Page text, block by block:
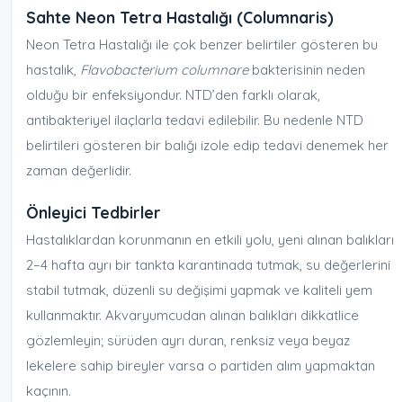
Sahte Neon Tetra Hastalığı (Columnaris)
Neon Tetra Hastalığı ile çok benzer belirtiler gösteren bu
hastalık, Flavobacterium columnarebakterisinin neden
olduğu bir enfeksiyondur. NTD’den farklı olarak,
antibakteriyel ilaçlarla tedavi edilebilir. Bu nedenle NTD
belirtileri gösteren bir balığı izole edip tedavi denemek her
zaman değerlidir.
Önleyici Tedbirler
Hastalıklardan korunmanın en etkili yolu, yeni alınan balıkları
2–4 hafta ayrı bir tankta karantinada tutmak, su değerlerini
stabil tutmak, düzenli su değişimi yapmak ve kaliteli yem
kullanmaktır. Akvaryumcudan alınan balıkları dikkatlice
gözlemleyin; sürüden ayrı duran, renksiz veya beyaz
lekelere sahip bireyler varsa o partiden alım yapmaktan
kaçının.